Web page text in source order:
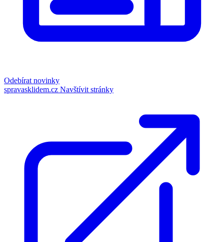
Odebírat novinky
spravasklidem.cz Navštívit stránky